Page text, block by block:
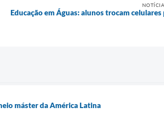
Educação em Águas: alunos trocam
máster da América Latina